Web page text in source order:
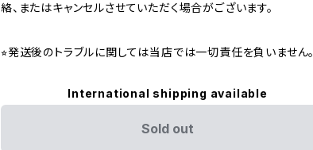
絡、またはキャンセルさせていただく場合がございます。
⭐︎発送後のトラブルに関しては当店では一切責任を負いません。
International shipping available
Sold out